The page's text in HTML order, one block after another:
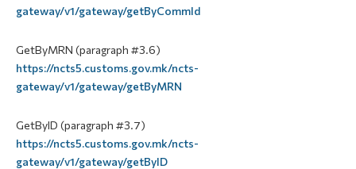
gateway/v1/gateway/getByCommId
GetByMRN (paragraph #3.6)
https://ncts5.customs.gov.mk/ncts-
gateway/v1/gateway/getByMRN
GetByID (paragraph #3.7)
https://ncts5.customs.gov.mk/ncts-
gateway/v1/gateway/getByID